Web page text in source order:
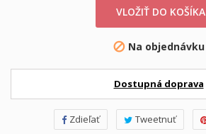
VLOŽIŤ DO KOŠÍKA
 Na objednávku
Dostupná doprava
Zdieľať Tweetnuť